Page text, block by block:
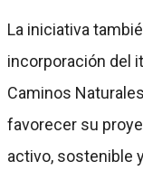
La iniciativa
incorporación del
Caminos
favorecer su
activo, sostenible